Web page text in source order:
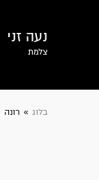
נעה זני
צלמת
בלוג » רונה